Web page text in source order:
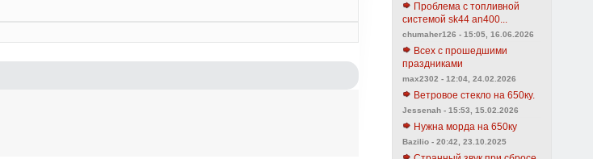
Проблема с топливной
системой sk44 an400...
chumaher126 - 15:05, 16.06.2026
Всех с прошедшими
праздниками
max2302 - 12:04, 24.02.2026
Ветровое стекло на 650ку.
Jessenah - 15:53, 15.02.2026
Нужна морда на 650ку
Bazilio - 20:42, 23.10.2025